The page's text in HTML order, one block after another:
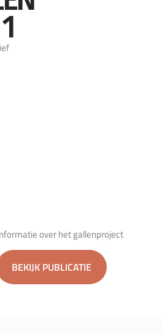
over het gallenproject
BEKIJK PUBLICATIE